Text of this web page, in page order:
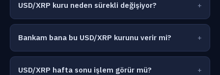
USD/XRP kuru neden sürekli değişiyor?
Bankam bana bu USD/XRP kurunu verir mi?
USD/XRP hafta sonu işlem görür mü?